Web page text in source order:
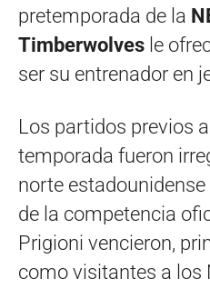
pretemporada de la
Timberwolves le
ser su entrenador en
Los partidos previos
temporada fueron
norte estadounidense
de la competencia
Prigioni vencieron,
como visitantes a los